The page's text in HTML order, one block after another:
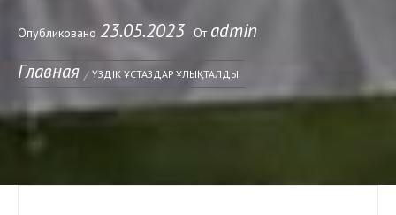
Опубликовано 23.05.2023 От admin
Главная
ҮЗДІК ҰСТАЗДАР ҰЛЫҚТАЛДЫ